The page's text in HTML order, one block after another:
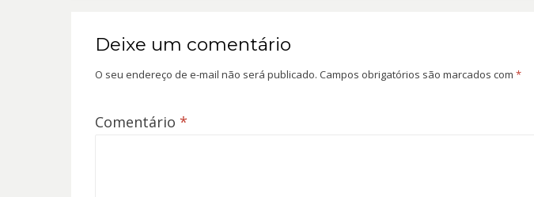
Deixe um comentário
O seu endereço de e-mail não será publicado. Campos obrigatórios são marcados com *
Comentário *